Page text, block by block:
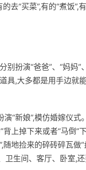
去“买菜”,有的“煮饭
扮演“爸爸”、“妈妈”
具,大多都是用手边就
“新娘”,模仿婚嫁仪
上掉下来或者“马倒
随地捡来的碎砖碎瓦
生间、客厅、卧室,还